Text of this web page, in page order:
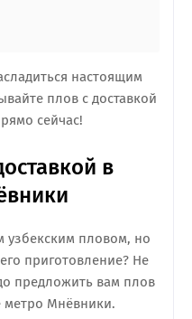
настоящим
плов с доставкой
сейчас!
в
узбекским пловом, но
приготовление? Не
предложить вам плов
метро Мнёвники.